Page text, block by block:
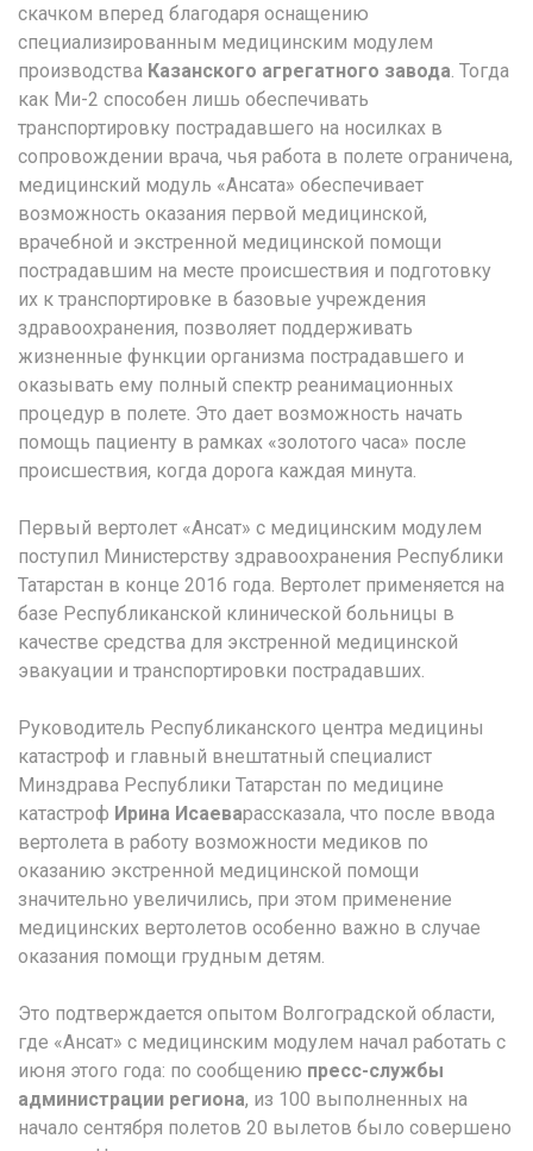
скачком вперед благодаря оснащению
специализированным медицинским модулем
производства Казанского агрегатного завода. Тогда
как Ми-2 способен лишь обеспечивать
транспортировку пострадавшего на носилках в
сопровождении врача, чья работа в полете ограничена,
медицинский модуль «Ансата» обеспечивает
возможность оказания первой медицинской,
врачебной и экстренной медицинской помощи
пострадавшим на месте происшествия и подготовку
их к транспортировке в базовые учреждения
здравоохранения, позволяет поддерживать
жизненные функции организма пострадавшего и
оказывать ему полный спектр реанимационных
процедур в полете. Это дает возможность начать
помощь пациенту в рамках «золотого часа» после
происшествия, когда дорога каждая минута.
Первый вертолет «Ансат» с медицинским модулем
поступил Министерству здравоохранения Республики
Татарстан в конце 2016 года. Вертолет применяется на
базе Республиканской клинической больницы в
качестве средства для экстренной медицинской
эвакуации и транспортировки пострадавших.
Руководитель Республиканского центра медицины
катастроф и главный внештатный специалист
Минздрава Республики Татарстан по медицине
катастроф Ирина Исаеварассказала, что после ввода
вертолета в работу возможности медиков по
оказанию экстренной медицинской помощи
значительно увеличились, при этом применение
медицинских вертолетов особенно важно в случае
оказания помощи грудным детям.
Это подтверждается опытом Волгоградской области,
где «Ансат» с медицинским модулем начал работать с
июня этого года: по сообщению пресс-службы
администрации региона, из 100 выполненных на
начало сентября полетов 20 вылетов было совершено